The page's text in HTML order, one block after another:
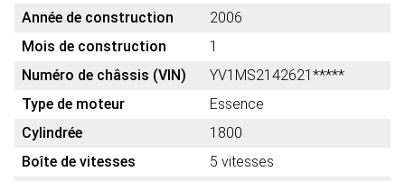
Année de construction
2006
Mois de construction
1
Numéro de châssis (VIN)
YV1MS2142621*****
Type de moteur
Essence
Cylindrée
1800
Boîte de vitesses
5 vitesses